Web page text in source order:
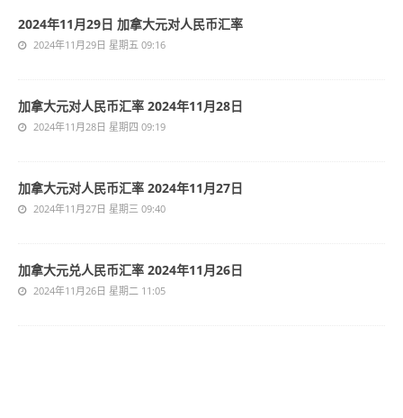
2024年11月29日 加拿大元对人民币汇率
2024年11月29日 星期五 09:16
加拿大元对人民币汇率 2024年11月28日
2024年11月28日 星期四 09:19
加拿大元对人民币汇率 2024年11月27日
2024年11月27日 星期三 09:40
加拿大元兑人民币汇率 2024年11月26日
2024年11月26日 星期二 11:05